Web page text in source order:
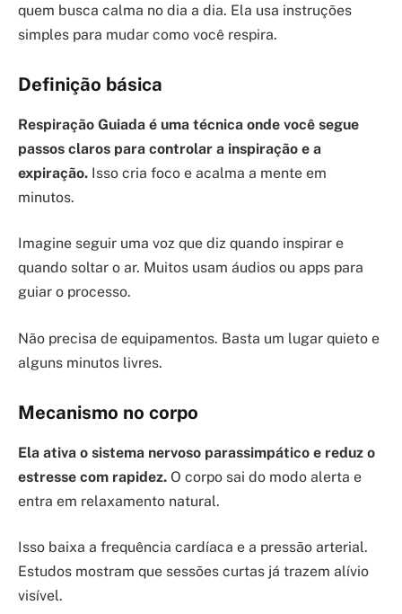
quem busca calma no dia a dia. Ela usa instruções
simples para mudar como você respira.
Definição básica
Respiração Guiada é uma técnica onde você segue
passos claros para controlar a inspiração e a
expiração. Isso cria foco e acalma a mente em
minutos.
Imagine seguir uma voz que diz quando inspirar e
quando soltar o ar. Muitos usam áudios ou apps para
guiar o processo.
Não precisa de equipamentos. Basta um lugar quieto e
alguns minutos livres.
Mecanismo no corpo
Ela ativa o sistema nervoso parassimpático e reduz o
estresse com rapidez. O corpo sai do modo alerta e
entra em relaxamento natural.
Isso baixa a frequência cardíaca e a pressão arterial.
Estudos mostram que sessões curtas já trazem alívio
visível.